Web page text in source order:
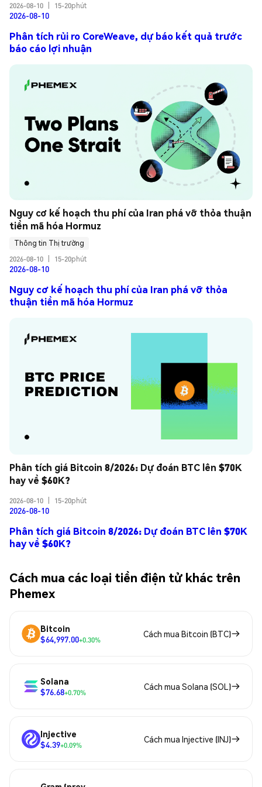
2026-08-10
15-20phút
2026-08-10
Phân tích rủi ro CoreWeave, dự báo kết quả trước
báo cáo lợi nhuận
Nguy cơ kế hoạch thu phí của Iran phá vỡ thỏa thuận
tiền mã hóa Hormuz
Thông tin Thị trường
2026-08-10
15-20phút
2026-08-10
Nguy cơ kế hoạch thu phí của Iran phá vỡ thỏa
thuận tiền mã hóa Hormuz
Phân tích giá Bitcoin 8/2026: Dự đoán BTC lên $70K
hay về $60K?
2026-08-10 15-20phút
2026-08-10
Phân tích giá Bitcoin 8/2026: Dự đoán BTC lên $70K
hay về $60K?
Cách mua các loại tiền điện tử khác trên
Phemex
Bitcoin
$64,997.00+0.30%
Cách mua Bitcoin (BTC)
Solana
$76.68+0.70%
Cách mua Solana (SOL)
Injective
$4.39+0.09%
Cách mua Injective (INJ)